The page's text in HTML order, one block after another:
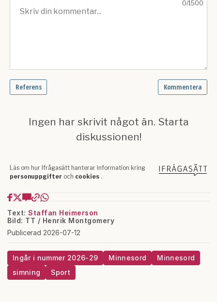
Text: Staffan Heimerson
Bild: TT / Henrik Montgomery
Publicerad 2026-07-12
Ingår i nummer 2026-29 Minnesord
Minnesord
simning
Sport